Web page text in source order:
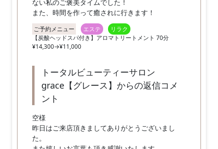
ない私のご褒美タイムでした！
また、時間を作って癒されに行きます！
ご予約メニュー エステ
リラク
【炭酸ヘッドスパ付き】アロマトリートメント 70分
¥14,300→¥11,000
トータルビューティーサロン
grace【グレース】からの返信コメ
ント
空様
昨日はご来店頂きましてありがとうございまし
た。